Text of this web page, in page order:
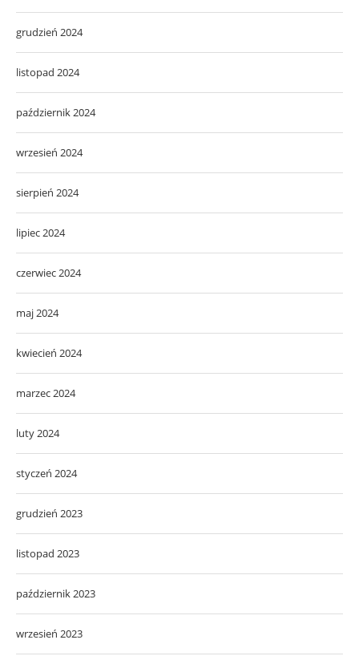
grudzień 2024
listopad 2024
październik 2024
wrzesień 2024
sierpień 2024
lipiec 2024
czerwiec 2024
maj 2024
kwiecień 2024
marzec 2024
luty 2024
styczeń 2024
grudzień 2023
listopad 2023
październik 2023
wrzesień 2023